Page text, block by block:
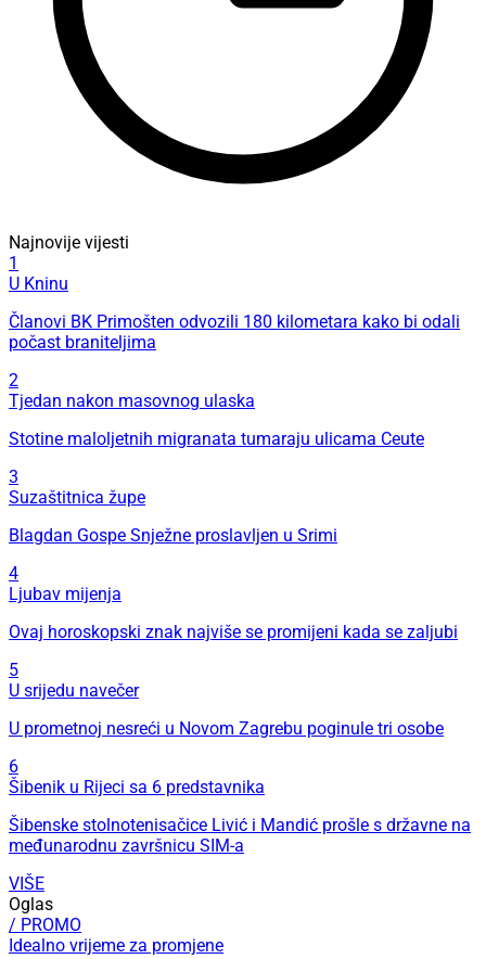
Najnovije vijesti
1
U Kninu
Članovi BK Primošten odvozili 180 kilometara kako bi odali
počast braniteljima
2
Tjedan nakon masovnog ulaska
Stotine maloljetnih migranata tumaraju ulicama Ceute
3
Suzaštitnica župe
Blagdan Gospe Snježne proslavljen u Srimi
4
Ljubav mijenja
Ovaj horoskopski znak najviše se promijeni kada se zaljubi
5
U srijedu navečer
U prometnoj nesreći u Novom Zagrebu poginule tri osobe
6
Šibenik u Rijeci sa 6 predstavnika
Šibenske stolnotenisačice Livić i Mandić prošle s državne na
međunarodnu završnicu SIM-a
VIŠE
Oglas
/ PROMO
Idealno vrijeme za promjene